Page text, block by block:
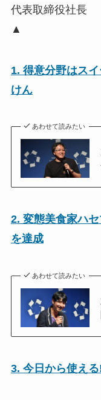
代表取締役社長
▲
1. 得意分野はス
けん
あわせて読みたい
2. 変態美食家ハ
を達成
あわせて読みたい
3. 今日から使え